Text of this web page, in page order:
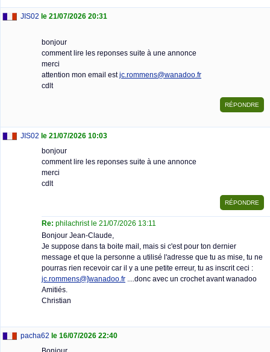
JIS02 le 21/07/2026 20:31
bonjour
comment lire les reponses suite à une annonce
merci
attention mon email estjc.rommens@wanadoo.fr
cdlt
JIS02 le 21/07/2026 10:03
bonjour
comment lire les reponses suite à une annonce
merci
cdlt
Re: philachrist le 21/07/2026 13:11
Bonjour Jean-Claude,
Je suppose dans ta boite mail, mais si c'est pour ton dernier
message et que la personne a utilisé l'adresse que tu as mise, tu ne
pourras rien recevoir car il y a une petite erreur, tu as inscrit ceci :
jc.rommens@]wanadoo.fr ....donc avec un crochet avant wanadoo
Amitiés.
Christian
pacha62 le 16/07/2026 22:40